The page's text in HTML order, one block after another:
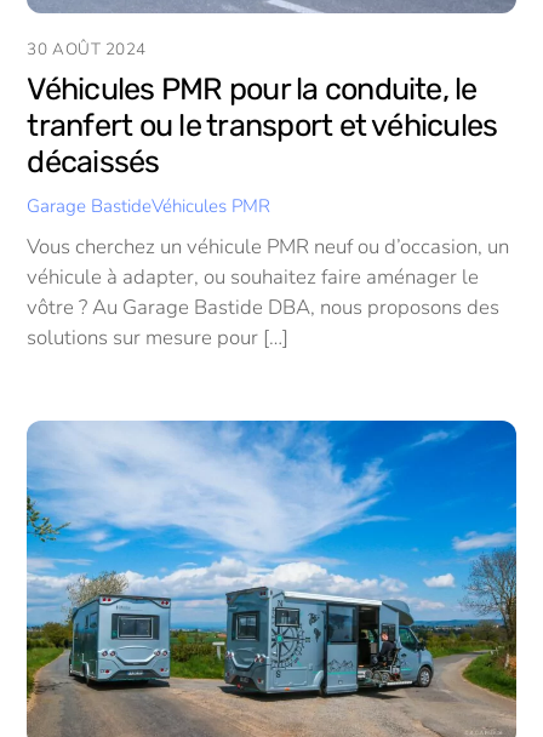
30 AOÛT 2024
Véhicules PMR pour la conduite, le
tranfert ou le transport et véhicules
décaissés
Garage BastideVéhicules PMR
Vous cherchez un véhicule PMR neuf ou d’occasion, un
véhicule à adapter, ou souhaitez faire aménager le
vôtre ? Au Garage Bastide DBA, nous proposons des
solutions sur mesure pour […]